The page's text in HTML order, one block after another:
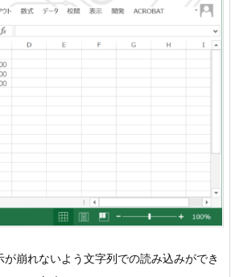
が崩れないよう文字列での読み込みができ